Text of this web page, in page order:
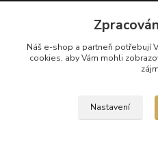
Obchodní podmínky
Náš e-shop a partneři potřebují
cookies, aby Vám mohli
Nastavení